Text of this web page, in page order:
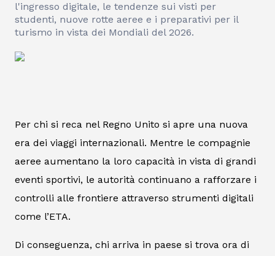
l'ingresso digitale, le tendenze sui visti per
studenti, nuove rotte aeree e i preparativi per il
turismo in vista dei Mondiali del 2026.
Per chi si reca nel Regno Unito si apre una nuova
era dei viaggi internazionali. Mentre le compagnie
aeree aumentano la loro capacità in vista di grandi
eventi sportivi, le autorità continuano a rafforzare i
controlli alle frontiere attraverso strumenti digitali
come l’ETA.
Di conseguenza, chi arriva in paese si trova ora di